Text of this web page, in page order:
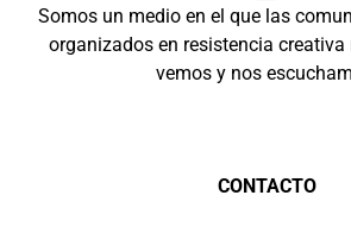
Somos un medio en el que las
organizados en resistencia creativa
vemos y nos
CONTACTO